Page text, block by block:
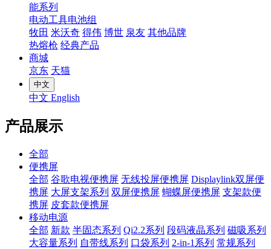
能系列
电动工具电池组
牧田 米沃奇 得伟 博世 泉友 其他品牌
热熔枪 经典产品
商城
京东 天猫
中文
中文 English
产品展示
全部
便携屏
全部 谷歌电视便携屏 无线投屏便携屏 Displaylink双屏便
携屏 大屏支架系列 双屏便携屏 蝴蝶屏便携屏 支架款便
携屏 皮套款便携屏
移动电源
全部 新款 半固态系列 Qi2.2系列 段码液晶系列 磁吸系列
大容量系列 自带线系列 口袋系列 2-in-1系列 常规系列